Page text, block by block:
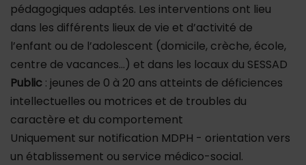
pédagogiques adaptés. Les interventions ont lieu
dans les différents lieux de vie et d’activité de
l’enfant ou de l’adolescent (domicile, crèche, école,
centre de vacances…) et dans les locaux du SESSAD
Public : jeunes de 0 à 20 ans atteints de déficiences
intellectuelles ou motrices et de troubles du
caractère et du comportement
Uniquement sur notification MDPH - orientation vers
un établissement ou service médico-social.